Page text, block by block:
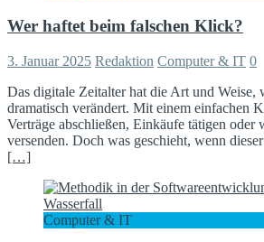
Wer haftet beim falschen Klick?
3. Januar 2025 Redaktion Computer & IT 0
Das digitale Zeitalter hat die Art und Weise,
dramatisch verändert. Mit einem einfachen
Verträge abschließen, Einkäufe tätigen oder
versenden. Doch was geschieht, wenn
[…]
Computer & IT